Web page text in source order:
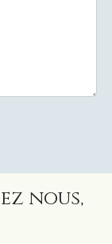
nous,